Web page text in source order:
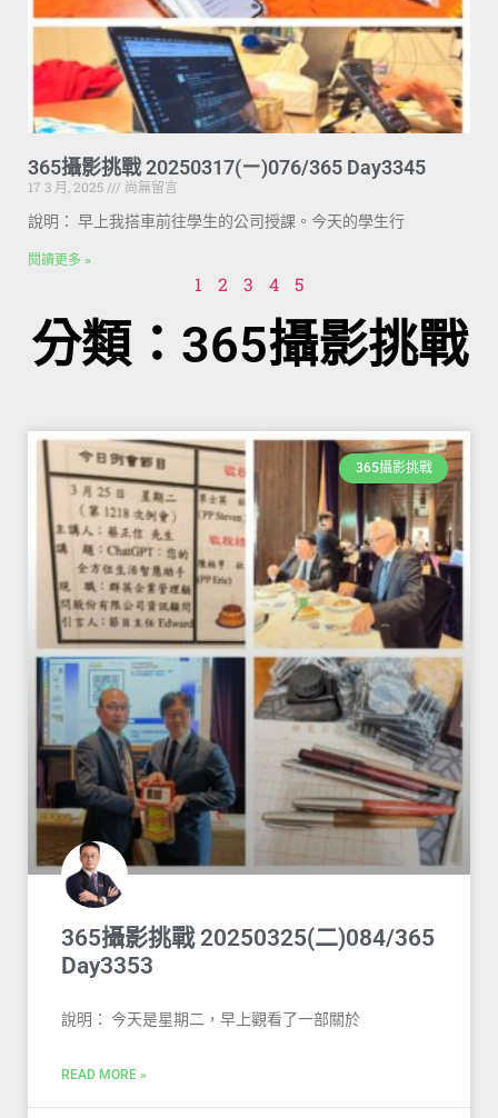
365攝影挑戰 20250317(ㄧ)076/365 Day3345
17 3 月, 2025
尚無留言
說明： 早上我搭車前往學生的公司授課。今天的學生行
閱讀更多 »
1 2 3 4 5
分類：365攝影挑戰
365攝影挑戰
365攝影挑戰 20250325(二)084/365
Day3353
說明： 今天是星期二，早上觀看了一部關於
READ MORE »